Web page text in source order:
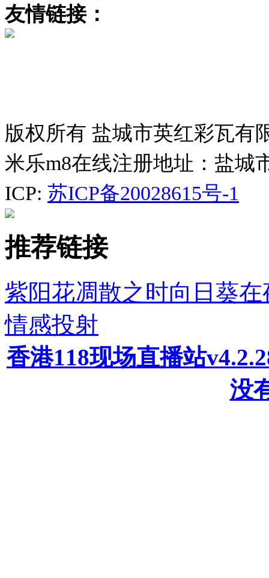
友情链接：
版权所有 盐城市英红彩瓦有
米乐m8在线注册地址：盐城
ICP: 苏ICP备20028615号-1
推荐链接
紫阳花凋散之时向日葵
情感投射
香港118现场直播站
没